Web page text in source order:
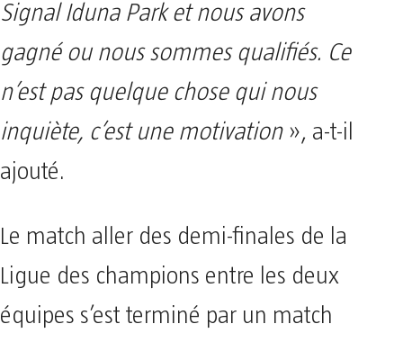
Signal Iduna Park et nous avons
gagné ou nous sommes qualifiés. Ce
n’est pas quelque chose qui nous
inquiète, c’est une motivation», a-t-il
ajouté.
Le match aller des demi-finales de la
Ligue des champions entre les deux
équipes s’est terminé par un match